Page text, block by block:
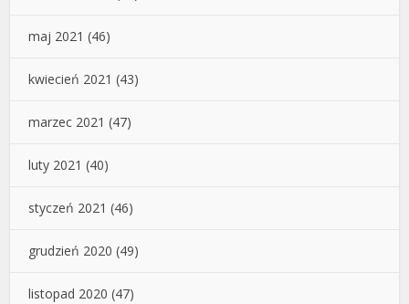
maj 2021 (46)
kwiecień 2021 (43)
marzec 2021 (47)
luty 2021 (40)
styczeń 2021 (46)
grudzień 2020 (49)
listopad 2020 (47)